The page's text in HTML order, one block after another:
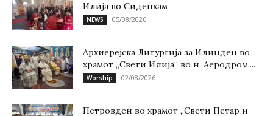
Илија во Сиденхам
NEWS 05/08/2026
Архиерејска Литургија за Илинден во
храмот „Свети Илија“ во н. Аеродром,...
Worship 02/08/2026
Петровден во храмот „Свети Петар и